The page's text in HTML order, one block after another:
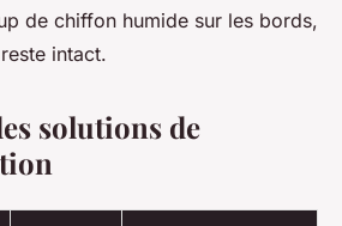
de chiffon humide sur les bords,
intact.
solutions de